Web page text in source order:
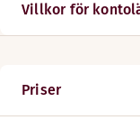
Villkor för
Priser